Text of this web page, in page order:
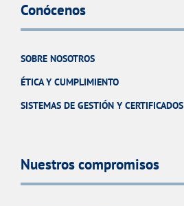
Conócenos
SOBRE NOSOTROS
ÉTICA Y CUMPLIMIENTO
SISTEMAS DE GESTIÓN Y CERTIFICADOS
Nuestros compromisos